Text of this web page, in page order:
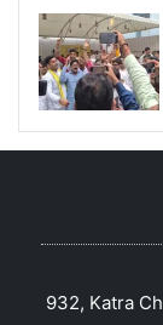
932, Katra